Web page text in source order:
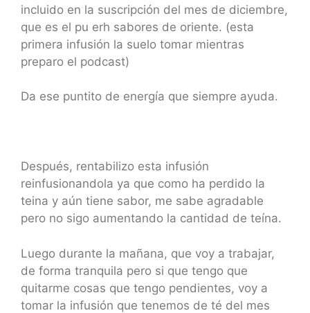
incluido en la suscripción del mes de diciembre,
que es el pu erh sabores de oriente. (esta
primera infusión la suelo tomar mientras
preparo el podcast)
Da ese puntito de energía que siempre ayuda.
Después, rentabilizo esta infusión
reinfusionandola ya que como ha perdido la
teina y aún tiene sabor, me sabe agradable
pero no sigo aumentando la cantidad de teína.
Luego durante la mañana, que voy a trabajar,
de forma tranquila pero si que tengo que
quitarme cosas que tengo pendientes, voy a
tomar la infusión que tenemos de té del mes